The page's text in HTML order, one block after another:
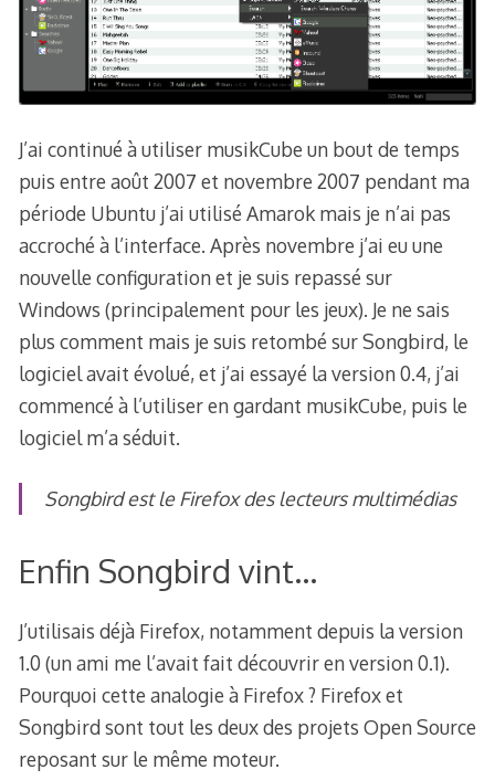
J’ai continué à utiliser musikCube un bout de temps
puis entre août 2007 et novembre 2007 pendant ma
période Ubuntu j’ai utilisé Amarok mais je n’ai pas
accroché à l’interface. Après novembre j’ai eu une
nouvelle configuration et je suis repassé sur
Windows (principalement pour les jeux). Je ne sais
plus comment mais je suis retombé sur Songbird, le
logiciel avait évolué, et j’ai essayé la version 0.4, j’ai
commencé à l’utiliser en gardant musikCube, puis le
logiciel m’a séduit.
Songbird est le Firefox des lecteurs multimédias
Enfin Songbird vint…
J’utilisais déjà Firefox, notamment depuis la version
1.0 (un ami me l’avait fait découvrir en version 0.1).
Pourquoi cette analogie à Firefox ? Firefox et
Songbird sont tout les deux des projets Open Source
reposant sur le même moteur.